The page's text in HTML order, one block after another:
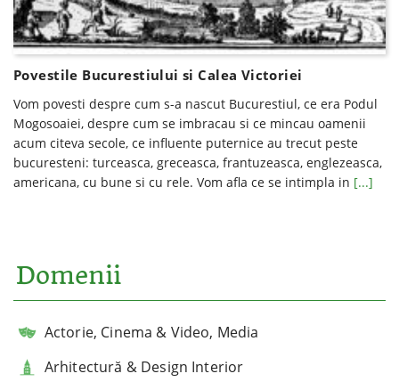
Povestile Bucurestiului si Calea Victoriei
Vom povesti despre cum s-a nascut Bucurestiul, ce era Podul
Mogosoaiei, despre cum se imbracau si ce mincau oamenii
acum citeva secole, ce influente puternice au trecut peste
bucuresteni: turceasca, greceasca, frantuzeasca, englezeasca,
americana, cu bune si cu rele. Vom afla ce se intimpla in [...]
Domenii
Actorie, Cinema & Video, Media
Arhitectură & Design Interior